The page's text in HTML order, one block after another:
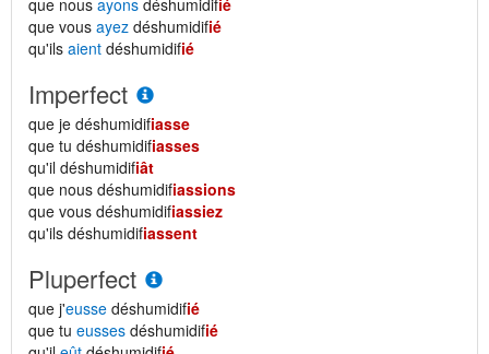
que nous ayons déshumidifié
que vous ayez déshumidifié
qu'ils aient déshumidifié
Imperfect
que je déshumidifiasse
que tu déshumidifiasses
qu'il déshumidifiât
que nous déshumidifiassions
que vous déshumidifiassiez
qu'ils déshumidifiassent
Pluperfect
que j'eusse déshumidifié
que tu eusses déshumidifié